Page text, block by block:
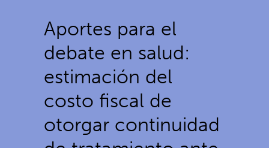
Aportes para el
debate en salud:
estimación del
costo fiscal de
otorgar continuidad